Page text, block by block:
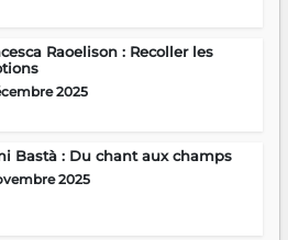
Raoelison : Recoller les
2025
Bastà : Du chant aux champs
2025